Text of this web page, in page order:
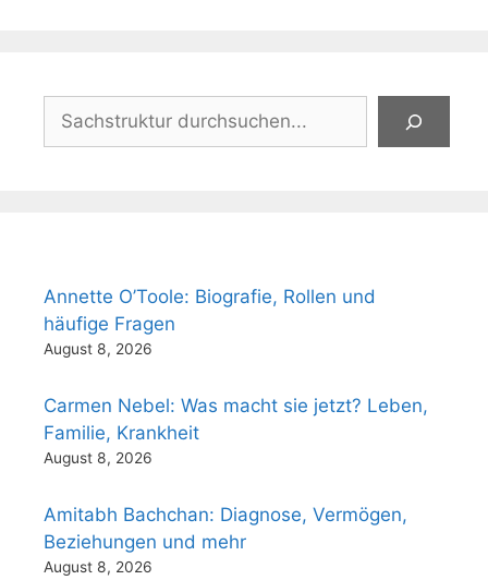
Suchen
Annette O’Toole: Biografie, Rollen und
häufige Fragen
August 8, 2026
Carmen Nebel: Was macht sie jetzt? Leben,
Familie, Krankheit
August 8, 2026
Amitabh Bachchan: Diagnose, Vermögen,
Beziehungen und mehr
August 8, 2026